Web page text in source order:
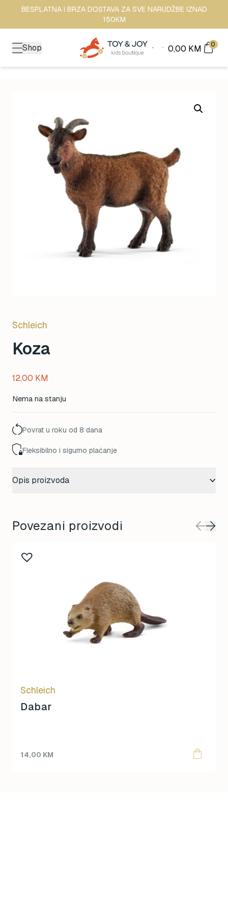
BESPLATNA I BRZA DOSTAVA ZA SVE NARUDŽBE IZNAD
150KM
Shop 0,00 KM 0
Schleich
Koza
12,00 KM
Nema na stanju
Povrat u roku od 8 dana
Fleksibilno i sigurno plaćanje
Opis proizvoda
Povezani proizvodi
Schleich
Dabar
14,00 KM